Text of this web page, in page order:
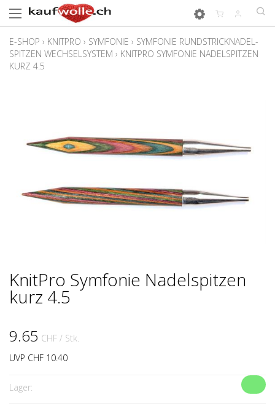
E-SHOP › KNITPRO › SYMFONIE › SYMFONIE RUNDSTRICKNADEL-
SPITZEN WECHSELSYSTEM › KNITPRO SYMFONIE NADELSPITZEN
KURZ 4.5
KnitPro Symfonie Nadelspitzen
kurz 4.5
9.65 CHF / Stk.
UVP CHF 10.40
Lager: